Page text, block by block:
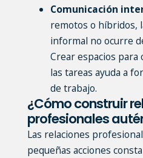
Comunicación
remotos o híbridos,
informal no ocurre
Crear espacios para
las tareas ayuda a
de trabajo.
¿Cómo construir
profesionales
Las relaciones
pequeñas acciones